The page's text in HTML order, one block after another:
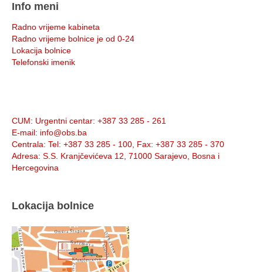
Info meni
Radno vrijeme kabineta
Radno vrijeme bolnice je od 0-24
Lokacija bolnice
Telefonski imenik
CUM: Urgentni centar: +387 33 285 - 261
E-mail: info@obs.ba
Centrala: Tel: +387 33 285 - 100, Fax: +387 33 285 - 370
Adresa: S.S. Kranjčevićeva 12, 71000 Sarajevo, Bosna i
Hercegovina
Lokacija bolnice